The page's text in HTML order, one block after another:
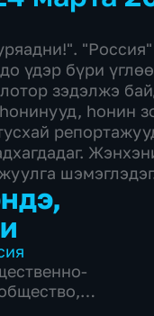
"Россия"
үдэр бүри
зэдэлжэ
hонин
,